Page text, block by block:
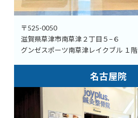
〒525-0050
滋賀県草津市南草津２丁目５−６
グンゼスポーツ南草津レイクブル １階
名古屋院